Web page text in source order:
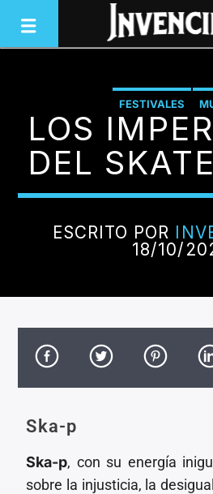
INVENCIBLE
JUNTOS SOMOS
CANCIÓN ACTUAL
TÍTULO
FESTIVALES
LOS
DEL
ESCRITO POR
18/10/
Ska-p
Ska-p, con su energía
sobre la injusticia, la